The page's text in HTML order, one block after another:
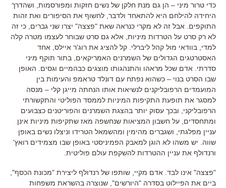
כדי טרור מיני – הן גם מנת חלקן של נשים חזקות ומפורסמות, ושהדרך
היחידה להילחם היא להתאחד ולדבר, לחשוף את הסיפורים ואת זהות
התוקפים. אבל זה לא מקרי כנראה שאת "פצצה" יצרו שני גברים, כי זה
לא רק סרט על הטרדות מיניות, אלא גם סרט שבוחר לעצמו מטרה קלה
למדי, בוודאי מול קהל ליברלי. קל להציג את רוג'ר איילס, אחד
האסטרטגים הגדולים של השמרנים האמריקאים, בתור תוקף מיני
סדרתי. אדם שכל מראהו והתנהגותו מוצגים כבהמיים וגסים. האופן
שבו הסרט בנוי – כשהוא נפתח עם דונלד טראמפ והעימות בין
המועמדים הרפובליקנים לנשיאות אותו הנחתה מייגן קלי – מנסה
למסגר את תופעת התקיפות המיניות לממסד הפוליטי והתקשורתי
הרפובליקני, ובכך עסוק יותר בהצגת השמרנים והפוריטנים כצבועים
ומתחסדים, על חשבון המציאות שנחשפה מאז שתקיפות מיניות אינן
עניין מפלגתי, ושגברים מהימין ומהשמאל הטרידו וניצלו נשים באופן
שווה. יש משהו לא הוגן למאבק הפמיניסטי באופן שבו מצמידים רואץ'
ורנדולף את עניין ההטרדות להשקפת עולם פוליטית.
"פצצה" אינו לבד. אדם מקיי, שותפו של רנדולף ליצירת "מכונת הכסף",
ביים את הפיילוט בסדרה "היורשים", שנוצרה בהשראת משפחות